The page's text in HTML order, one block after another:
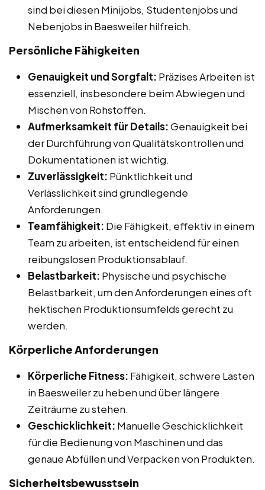
sind bei diesen Minijobs, Studentenjobs und
Nebenjobs in Baesweiler hilfreich.
Persönliche Fähigkeiten
Genauigkeit und Sorgfalt: Präzises Arbeiten ist
essenziell, insbesondere beim Abwiegen und
Mischen von Rohstoffen.
Aufmerksamkeit für Details:Genauigkeit bei
der Durchführung von Qualitätskontrollen und
Dokumentationen ist wichtig.
Zuverlässigkeit: Pünktlichkeit und
Verlässlichkeit sind grundlegende
Anforderungen.
Teamfähigkeit: Die Fähigkeit, effektiv in einem
Team zu arbeiten, ist entscheidend für einen
reibungslosen Produktionsablauf.
Belastbarkeit: Physische und psychische
Belastbarkeit, um den Anforderungen eines oft
hektischen Produktionsumfelds gerecht zu
werden.
Körperliche Anforderungen
Körperliche Fitness: Fähigkeit, schwere Lasten
in Baesweiler zu heben und über längere
Zeiträume zu stehen.
Geschicklichkeit: Manuelle Geschicklichkeit
für die Bedienung von Maschinen und das
genaue Abfüllen und Verpacken von Produkten.
Sicherheitsbewusstsein